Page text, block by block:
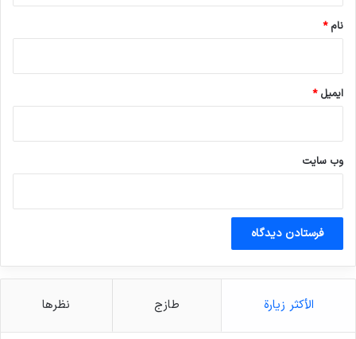
نام*
ایمیل*
وب‌ سایت
الأكثر زيارة طازج نظرها